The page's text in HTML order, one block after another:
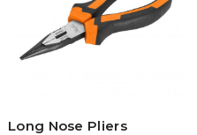
Long Nose Pliers